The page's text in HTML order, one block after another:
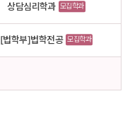
상담심리학과 모집학과
[법학부]법학전공 모집학과